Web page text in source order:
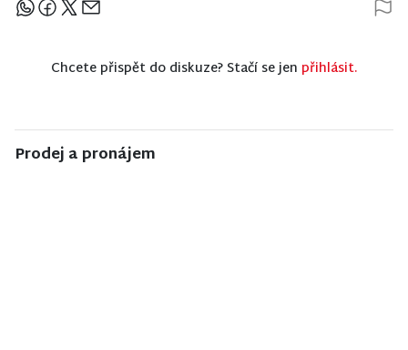
Sdílejte článek
Chcete přispět do diskuze? Stačí se jen přihlásit.
Prodej a pronájem